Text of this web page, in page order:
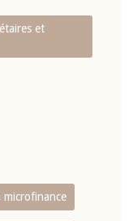
et
microfinance